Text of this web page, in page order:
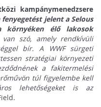
kampánymenedzsere
jelent a Selous
környéken élő lakosok
szó, amely rendkívüli
bír. A WWF sürgeti
stratégiai környezeti
a fakitermelési
túl figyelembe kell
lehetőségeket is az